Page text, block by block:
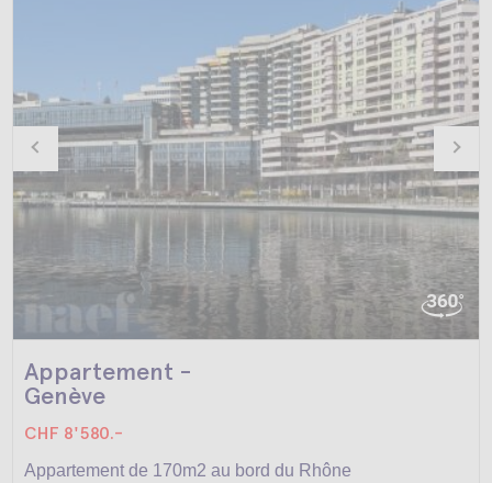
Appartement -
Genève
CHF 8'580.-
Appartement de 170m2 au bord du Rhône